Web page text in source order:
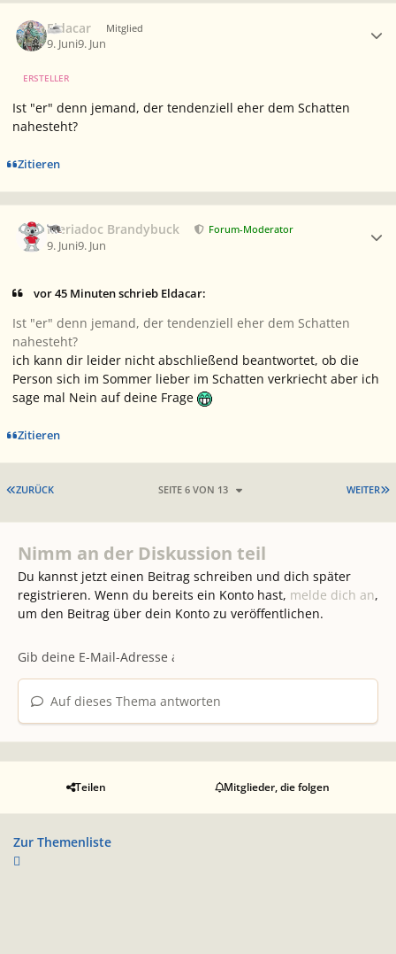
Eldacar Mitglied
9. Juni9. Jun
ERSTELLER
Ist "er" denn jemand, der tendenziell eher dem Schatten
nahesteht?
Zitieren
Meriadoc Brandybuck Forum-Moderator
9. Juni9. Jun
vor 45 Minuten schrieb Eldacar:
Ist "er" denn jemand, der tendenziell eher dem Schatten
nahesteht?
ich kann dir leider nicht abschließend beantwortet, ob die
Person sich im Sommer lieber im Schatten verkriecht aber ich
sage mal Nein auf deine Frage
Zitieren
ERSTE SEITE
ZURÜCK WEITER
SEITE 6 VON 13
Nimm an der Diskussion teil
Du kannst jetzt einen Beitrag schreiben und dich später
registrieren. Wenn du bereits ein Konto hast, melde dich an,
um den Beitrag über dein Konto zu veröffentlichen.
Auf dieses Thema antworten
Teilen Mitglieder, die folgen
Zur Themenliste